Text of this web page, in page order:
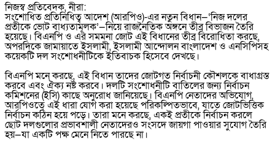
নিজস্ব প্রতিবেদক, নীরা:
সংশোধিত প্রতিনিধিত্ব আদেশ (আরপিও)-এর নতুন বিধান—‘নিজ দলের
প্রতীকে ভোট বাধ্যতামূলক’—নিয়ে রাজনৈতিক অঙ্গনে তীব্র বিভাজন তৈরি
হয়েছে। বিএনপি ও এর সমমনা জোট এই বিধানের তীব্র বিরোধিতা করছে,
অপরদিকে জামায়াতে ইসলামী, ইসলামী আন্দোলন বাংলাদেশ ও এনসিপিসহ
কয়েকটি দল সংশোধনীটিকে ইতিবাচক হিসেবে দেখছে।
বিএনপি মনে করছে, এই বিধান তাদের জোটগত নির্বাচনী কৌশলকে বাধাগ্রস্ত
করবে এবং ঐক্য নষ্ট করবে। দলটি সংশোধনীটি বাতিলের জন্য নির্বাচন
কমিশনের (ইসি) কাছে অনুরোধ জানিয়েছে। বিএনপি নেতাদের অভিযোগ,
আরপিওতে এই ধারা যোগ করা হয়েছে পরিকল্পিতভাবে, যাতে জোটভিত্তিক
নির্বাচন কঠিন হয়ে পড়ে। তারা মনে করছে, একই প্রতীকে নির্বাচন করলে
ছোট দলগুলোর প্রভাবশালী নেতাদেরও সংসদে জায়গা পাওয়ার সুযোগ তৈরি
হয়—যা একটি পক্ষ মেনে নিতে পারছে না।